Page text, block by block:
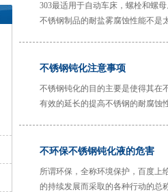
303最适用于自动车床，螺栓和螺
不锈钢制品的耐盐雾腐蚀性能不是
不锈钢钝化注意事项
不锈钢钝化的目的主要是使得其在
有效的延长的提高不锈钢的耐腐蚀
不环保不锈钢钝化液的危害
所谓环保，全称环境保护，百度上
的持续发展而采取的各种行动的总